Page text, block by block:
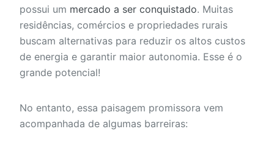
possui um mercado a ser conquistado. Muitas
residências, comércios e propriedades rurais
buscam alternativas para reduzir os altos custos
de energia e garantir maior autonomia. Esse é o
grande potencial!
No entanto, essa paisagem promissora vem
acompanhada de algumas barreiras: